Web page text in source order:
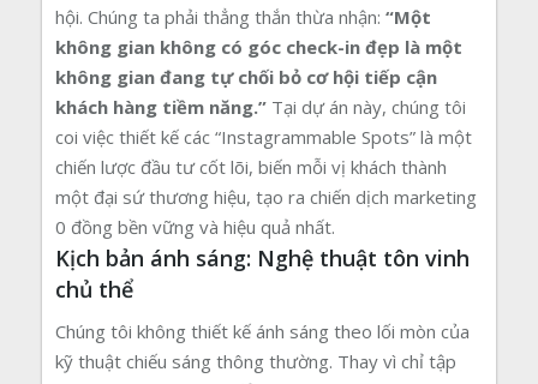
hội. Chúng ta phải thẳng thắn thừa nhận: “Một
không gian không có góc check-in đẹp là một
không gian đang tự chối bỏ cơ hội tiếp cận
khách hàng tiềm năng.” Tại dự án này, chúng tôi
coi việc thiết kế các “Instagrammable Spots” là một
chiến lược đầu tư cốt lõi, biến mỗi vị khách thành
một đại sứ thương hiệu, tạo ra chiến dịch marketing
0 đồng bền vững và hiệu quả nhất.
Kịch bản ánh sáng: Nghệ thuật tôn vinh
chủ thể
Chúng tôi không thiết kế ánh sáng theo lối mòn của
kỹ thuật chiếu sáng thông thường. Thay vì chỉ tập